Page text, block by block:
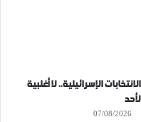
الانتخابات الإسرائيلية.. لا أغلبية
لأحد
07/08/2026